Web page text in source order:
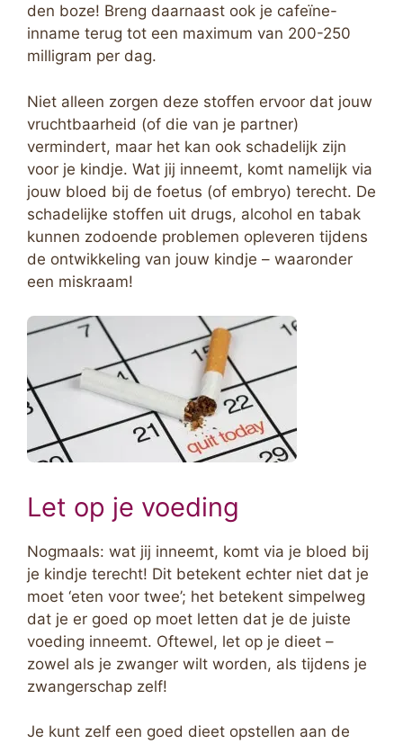
den boze! Breng daarnaast ook je cafeïne-
inname terug tot een maximum van 200-250
milligram per dag.
Niet alleen zorgen deze stoffen ervoor dat jouw
vruchtbaarheid (of die van je partner)
vermindert, maar het kan ook schadelijk zijn
voor je kindje. Wat jij inneemt, komt namelijk via
jouw bloed bij de foetus (of embryo) terecht. De
schadelijke stoffen uit drugs, alcohol en tabak
kunnen zodoende problemen opleveren tijdens
de ontwikkeling van jouw kindje – waaronder
een miskraam!
Let op je voeding
Nogmaals: wat jij inneemt, komt via je bloed bij
je kindje terecht! Dit betekent echter niet dat je
moet ‘eten voor twee’; het betekent simpelweg
dat je er goed op moet letten dat je de juiste
voeding inneemt. Oftewel, let op je dieet –
zowel als je zwanger wilt worden, als tijdens je
zwangerschap zelf!
Je kunt zelf een goed dieet opstellen aan de